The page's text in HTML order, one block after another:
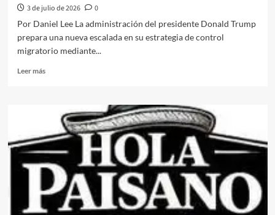
3 de julio de 2026
0
Por Daniel Lee La administración del presidente Donald Trump
prepara una nueva escalada en su estrategia de control
migratorio mediante...
Leer másLeer
fábrica
miedo:
cuando
el
trabajo
migrante
se
convierte